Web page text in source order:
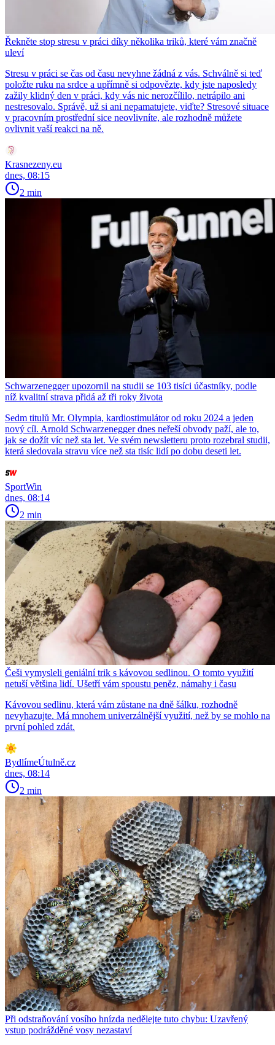
Řekněte stop stresu v práci díky několika triků, které vám značně
uleví
Stresu v práci se čas od času nevyhne žádná z vás. Schválně si teď
položte ruku na srdce a upřímně si odpovězte, kdy jste naposledy
zažily klidný den v práci, kdy vás nic nerozčílilo, netrápilo ani
nestresovalo. Správě, už si ani nepamatujete, viďte? Stresové situace
v pracovním prostřední sice neovlivníte, ale rozhodně můžete
ovlivnit vaší reakci na ně.
Krasnezeny.eu
dnes, 08:15
2 min
Schwarzenegger upozornil na studii se 103 tisíci účastníky, podle
níž kvalitní strava přidá až tři roky života
Sedm titulů Mr. Olympia, kardiostimulátor od roku 2024 a jeden
nový cíl. Arnold Schwarzenegger dnes neřeší obvody paží, ale to,
jak se dožít víc než sta let. Ve svém newsletteru proto rozebral studii,
která sledovala stravu více než sta tisíc lidí po dobu deseti let.
SportWin
dnes, 08:14
2 min
Češi vymysleli geniální trik s kávovou sedlinou. O tomto využití
netuší většina lidí. Ušetří vám spoustu peněz, námahy i času
Kávovou sedlinu, která vám zůstane na dně šálku, rozhodně
nevyhazujte. Má mnohem univerzálnější využití, než by se mohlo na
první pohled zdát.
BydlímeÚtulně.cz
dnes, 08:14
2 min
Při odstraňování vosího hnízda nedělejte tuto chybu: Uzavřený
vstup podrážděné vosy nezastaví